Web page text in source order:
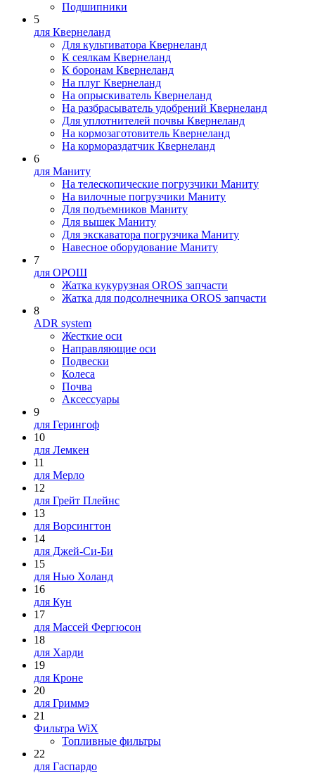
Подшипники
5
для Квернеланд
Для культиватора Квернеланд
К сеялкам Квернеланд
К боронам Квернеланд
На плуг Квернеланд
На опрыскиватель Квернеланд
На разбрасыватель удобрений Квернеланд
Для уплотнителей почвы Квернеланд
На кормозаготовитель Квернеланд
На кормораздатчик Квернеланд
6
для Маниту
На телескопические погрузчики Маниту
На вилочные погрузчики Маниту
Для подъемников Маниту
Для вышек Маниту
Для экскаватора погрузчика Маниту
Навесное оборудование Маниту
7
для ОРОШ
Жатка кукурузная OROS запчасти
Жатка для подсолнечника OROS запчасти
8
ADR system
Жесткие оси
Направляющие оси
Подвески
Колеса
Почва
Аксессуары
9
для Герингоф
10
для Лемкен
11
для Мерло
12
для Грейт Плейнс
13
для Ворсингтон
14
для Джей-Си-Би
15
для Нью Холанд
16
для Кун
17
для Массей Фергюсон
18
для Харди
19
для Кроне
20
для Гриммэ
21
Фильтра WiX
Топливные фильтры
22
для Гаспардо